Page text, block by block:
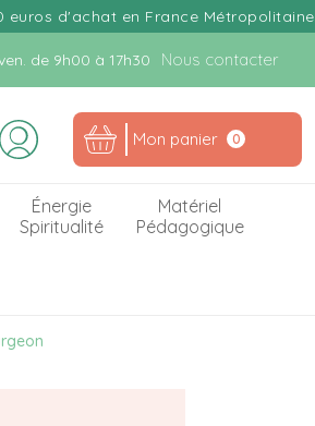
euros d'achat en France Métropolitaine
de 9h00 à 17h30 Nous contacter
Mon panier 0
Énergie
Spiritualité
Matériel
Pédagogique